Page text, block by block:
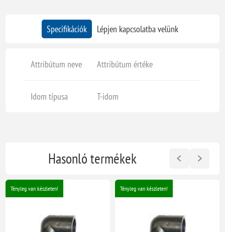
Specifikációk Lépjen kapcsolatba velünk
Attribútum neve Attribútum értéke
Idom típusa T-idom
Hasonló termékek
Tényleg van készleten! Tényleg van készleten!